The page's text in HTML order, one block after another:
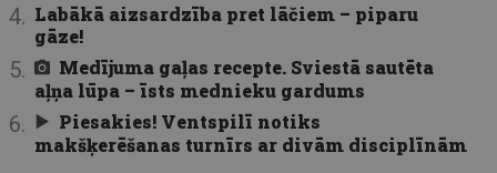
Labākā aizsardzība pret lāčiem – piparu
gāze!
Medījuma gaļas recepte. Sviestā sautēta
aļņa lūpa – īsts mednieku gardums
Piesakies! Ventspilī notiks
makšķerēšanas turnīrs ar divām disciplīnām